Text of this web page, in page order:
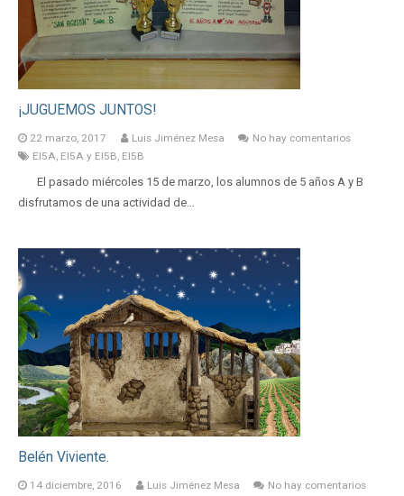
¡JUGUEMOS JUNTOS!
22 marzo, 2017 Luis Jiménez Mesa
No hay comentarios
EI5A, EI5A y EI5B, EI5B
El pasado miércoles 15 de marzo, los alumnos de 5 años A y B
disfrutamos de una actividad de…
Belén Viviente.
14 diciembre, 2016 Luis Jiménez Mesa
No hay comentarios